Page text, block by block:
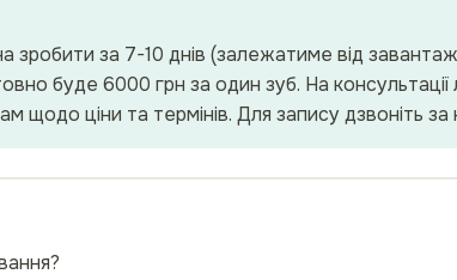
за 7-10 днів (залежатиме від
буде 6000 грн за один зуб. На
щодо ціни та термінів. Для запису